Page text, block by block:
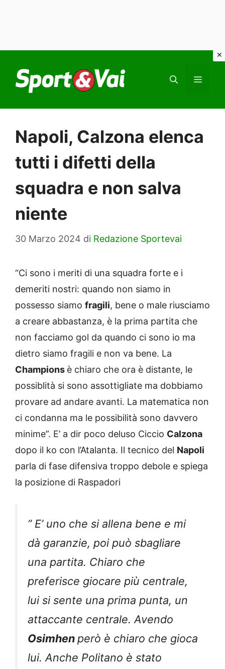
contenuto
Napoli, Calzona elenca
tutti i difetti della
squadra e non salva
niente
30 Marzo 2024 di Redazione Sportevai
“Ci sono i meriti di una squadra forte e i
demeriti nostri: quando non siamo in
possesso siamo fragili, bene o male riusciamo
a creare abbastanza, è la prima partita che
non facciamo gol da quando ci sono io ma
dietro siamo fragili e non va bene. La
Champions è chiaro che ora è distante, le
possiblità si sono assottigliate ma dobbiamo
provare ad andare avanti. La matematica non
ci condanna ma le possibilità sono davvero
minime”. E’ a dir poco deluso Ciccio Calzona
dopo il ko con l’Atalanta. Il tecnico del Napoli
parla di fase difensiva troppo debole e spiega
la posizione di Raspadori
” E’ uno che si allena bene e mi
dà garanzie, poi può sbagliare
una partita. Chiaro che
preferisce giocare più centrale,
lui si sente una prima punta, un
attaccante centrale. Avendo
Osimhenperò è chiaro che gioca
lui. Anche Politano è stato